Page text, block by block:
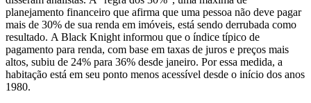
planejamento financeiro que afirma que uma pessoa não deve pagar
mais de 30% de sua renda em imóveis, está sendo derrubada como
resultado. A Black Knight informou que o índice típico de
pagamento para renda, com base em taxas de juros e preços mais
altos, subiu de 24% para 36% desde janeiro. Por essa medida, a
habitação está em seu ponto menos acessível desde o início dos anos
1980.